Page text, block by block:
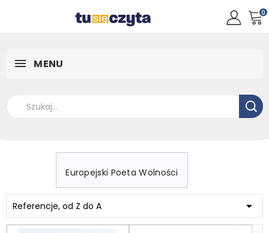
0
MENU
Europejski Poeta Wolności
Referencje, od Z do A 